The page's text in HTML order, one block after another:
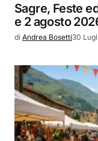
Sagre, Feste
e 2 agosto
di Andrea Bosetti30